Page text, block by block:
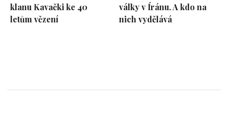
disidentky. Amirov byl podle údajů
vyšetřovatelů korunovaným vorem v zakoně,
klanu Kavački ke 40
letům vězení
války v Íránu. A kdo na
nich vydělává